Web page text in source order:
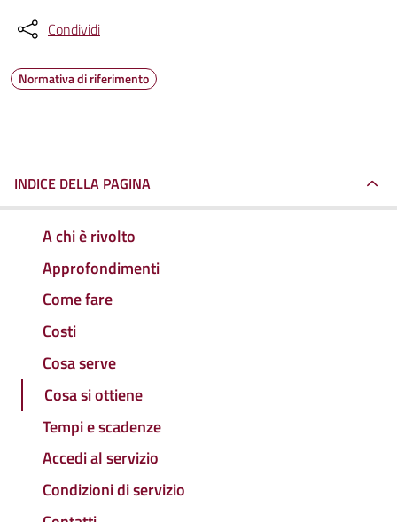
Condividi
Normativa di riferimento
INDICE DELLA PAGINA
A chi è rivolto
Approfondimenti
Come fare
Costi
Cosa serve
Cosa si ottiene
Tempi e scadenze
Accedi al servizio
Condizioni di servizio